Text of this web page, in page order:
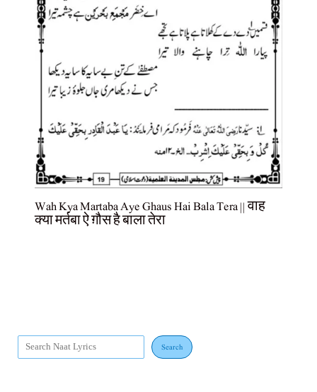
Wah Kya Martaba Aye Ghaus Hai Bala Tera || वाह
क्या मर्तबा ऐ ग़ौस है बाला तेरा
Search